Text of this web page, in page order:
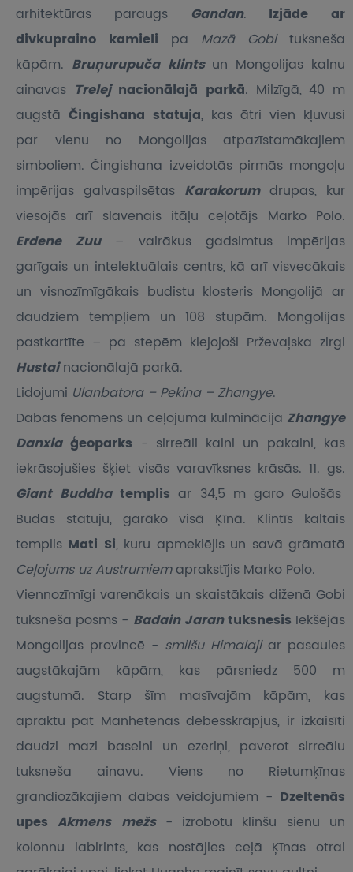
arhitektūras paraugs Gandan. Izjāde ar
divkupraino kamieli pa Mazā Gobituksneša
kāpām. Bruņurupuča klintsun Mongolijas kalnu
ainavas Trelejnacionālajā parkā. Milzīgā, 40 m
augstā Čingishana statuja, kas ātri vien kļuvusi
par vienu no Mongolijas atpazīstamākajiem
simboliem. Čingishana izveidotās pirmās mongoļu
impērijas galvaspilsētas Karakorum drupas, kur
viesojās arī slavenais itāļu ceļotājs Marko Polo.
Erdene Zuu– vairākus gadsimtus impērijas
garīgais un intelektuālais centrs, kā arī visvecākais
un visnozīmīgākais budistu klosteris Mongolijā ar
daudziem tempļiem un 108 stupām. Mongolijas
pastkartīte – pa stepēm klejojoši Prževaļska zirgi
Hustai nacionālajā parkā.
Lidojumi Ulanbatora – Pekina – Zhangye.
Dabas fenomens un ceļojuma kulminācija Zhangye
Danxiaģeoparks - sirreāli kalni un pakalni, kas
iekrāsojušies šķiet visās varavīksnes krāsās. 11. gs.
Giant Buddhatemplis ar 34,5 m garo Gulošās
Budas statuju, garāko visā Ķīnā. Klintīs kaltais
templis Mati Si, kuru apmeklējis un savā grāmatā
Ceļojums uz Austrumiemaprakstījis Marko Polo.
Viennozīmīgi varenākais un skaistākais diženā Gobi
tuksneša posms - Badain Jarantuksnesis Iekšējās
Mongolijas provincē - smilšu Himalajiar pasaules
augstākajām kāpām, kas pārsniedz 500 m
augstumā. Starp šīm masīvajām kāpām, kas
apraktu pat Manhetenas debesskrāpjus, ir izkaisīti
daudzi mazi baseini un ezeriņi, paverot sirreālu
tuksneša ainavu. Viens no Rietumķīnas
grandiozākajiem dabas veidojumiem - Dzeltenās
upesAkmens mežs- izrobotu klinšu sienu un
kolonnu labirints, kas nostājies ceļā Ķīnas otrai